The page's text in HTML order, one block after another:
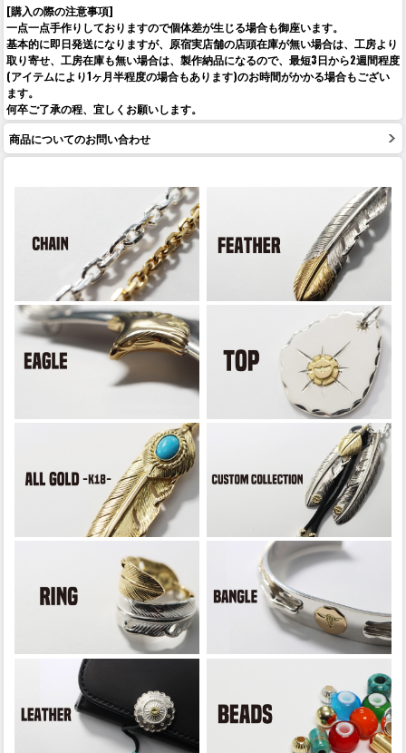
[購入の際の注意事項]
一点一点手作りしておりますので個体差が生じる場合も御座います。
基本的に即日発送になりますが、原宿実店舗の店頭在庫が無い場合は、工房より
取り寄せ、工房在庫も無い場合は、製作納品になるので、最短3日から2週間程度
(アイテムにより1ヶ月半程度の場合もあります)のお時間がかかる場合もござい
ます。
何卒ご了承の程、宜しくお願いします。
商品についてのお問い合わせ